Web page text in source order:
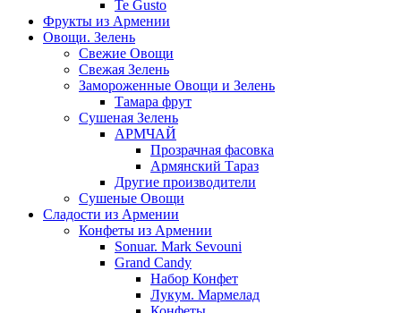
Te Gusto
Фрукты из Армении
Овощи. Зелень
Свежие Овощи
Свежая Зелень
Замороженные Овощи и Зелень
Тамара фрут
Сушеная Зелень
АРМЧАЙ
Прозрачная фасовка
Армянский Тараз
Другие производители
Сушеные Овощи
Сладости из Армении
Конфеты из Армении
Sonuar. Mark Sevouni
Grand Candy
Набор Конфет
Лукум. Мармелад